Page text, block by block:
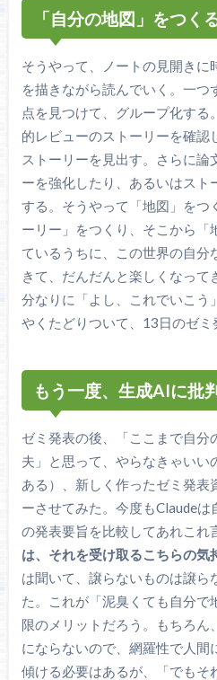
「自分の地図」をつく
そうやって、ノートの見開きに
を描きながら読んでいく。一つ
点を見つけて、グループ化する
的レビューのストーリーを確認
ストーリーを見出す。さらに論
ーを強化したり、あるいはスト
する。そうやって「地図」をつ
ーリー」をつくり、そこから「
ているうちに、この世界の自分
きて、だんだんと楽しくなって
分なりに「よし、これでいこう
やくたどりついて、13日のゼミ
もう一度、生成AIに批
ゼミ発表の後、「ここまで自分
夫」と思って、やらなきゃいい
ある）、新しく作ったゼミ発表
ーさせてみた。今度もClaude
の発表要旨を比較してあれこれ
は、それを受け取るこちらの気
は聞いて、譲らないものは譲ら
た。これが「泥臭くても自分で
限のメリットだろう。もちろん
にならないので、網羅性で人間
傾ける必要はあるが、「でもそ